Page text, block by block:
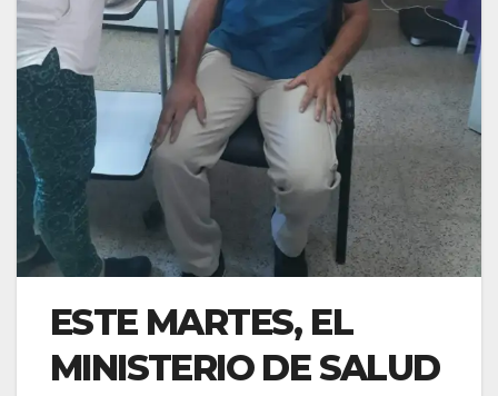
ESTE MARTES, EL
MINISTERIO DE SALUD